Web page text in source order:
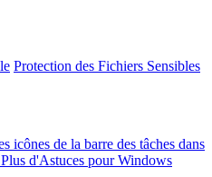
Protection des Fichiers Sensibles
icônes de la barre des tâches dans
d'Astuces pour Windows